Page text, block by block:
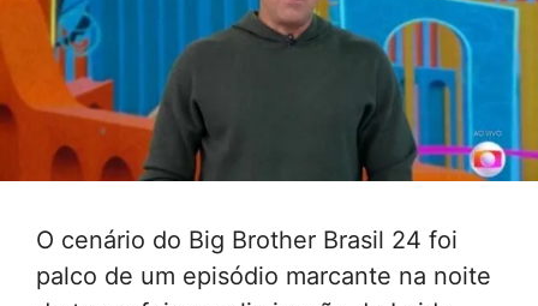
O cenário do Big Brother Brasil 24 foi
palco de um episódio marcante na noite